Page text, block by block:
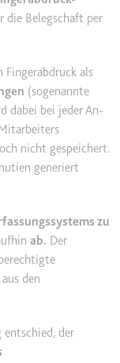
zu
Besucher
zu
Gerät
ID, um
die Belegschaft per
als
(sogenannte
dabei bei jeder An-
nicht gespeichert.
generiert
zu
ab. Der
den
entschied, der